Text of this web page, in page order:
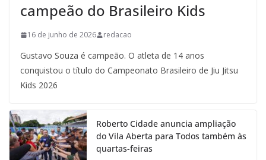
campeão do Brasileiro Kids
16 de junho de 2026 redacao
Gustavo Souza é campeão. O atleta de 14 anos
conquistou o título do Campeonato Brasileiro de Jiu Jitsu
Kids 2026
Roberto Cidade anuncia ampliação
do Vila Aberta para Todos também às
quartas-feiras